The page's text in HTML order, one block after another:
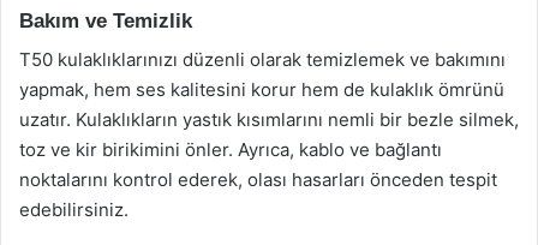
Bakım ve Temizlik
T50 kulaklıklarınızı düzenli olarak temizlemek ve bakımını
yapmak, hem ses kalitesini korur hem de kulaklık ömrünü
uzatır. Kulaklıkların yastık kısımlarını nemli bir bezle silmek,
toz ve kir birikimini önler. Ayrıca, kablo ve bağlantı
noktalarını kontrol ederek, olası hasarları önceden tespit
edebilirsiniz.